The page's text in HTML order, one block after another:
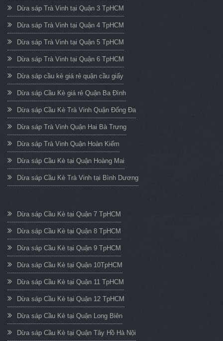
Dừa sáp Trà Vinh tại Quận 3 TpHCM
Dừa sáp Trà Vinh tại Quận 4 TpHCM
Dừa sáp Trà Vinh tại Quận 5 TpHCM
Dừa sáp Trà Vinh tại Quận 6 TpHCM
Dừa sáp cầu kè giá rẻ quận cầu giấy
Dừa sáp Cầu Kè giá rẻ Quận Ba Đình
Dừa sáp Cầu Kè Trà Vinh Quận Đống Đa
Dừa sáp Trà Vinh Quận Hai Bà Trưng
Dừa sáp Trà Vinh Quận Hoàn Kiếm
Dừa sáp Cầu Kè tại Quận Hoàng Mai
Dừa sáp Cầu Kè Trà Vinh tại Bình Dương
Dừa sáp Cầu Kè tại Quận 7 TpHCM
Dừa sáp Cầu Kè tại Quận 8 TpHCM
Dừa sáp Cầu Kè tại Quận 9 TpHCM
Dừa sáp Cầu Kè tại Quận 10TpHCM
Dừa sáp Cầu Kè tại Quận 11 TpHCM
Dừa sáp Cầu Kè tại Quận 12 TpHCM
Dừa sáp Cầu Kè tại Quận Long Biên
Dừa sáp Cầu Kè tại Quận Tây Hồ Hà Nội